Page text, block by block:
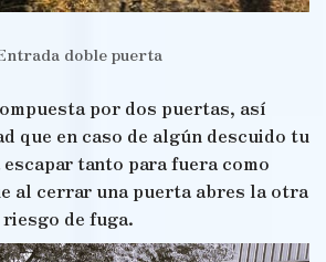
doble puerta
por dos puertas, así
que en caso de algún descuido tu
tanto para fuera como
al cerrar una puerta abres la otra
de fuga.